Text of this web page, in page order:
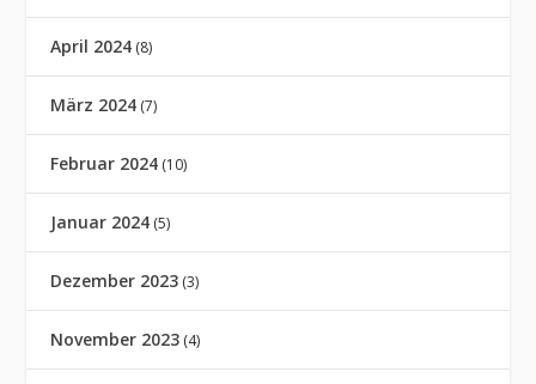
April 2024 (8)
März 2024 (7)
Februar 2024 (10)
Januar 2024 (5)
Dezember 2023 (3)
November 2023 (4)